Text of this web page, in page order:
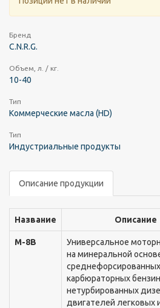
Бренд
C.N.R.G.
Объем, л. / кг.
10-40
Тип
Коммерческие масла (HD)
Тип
Индустриальные продукты
Описание продукции
Название Описание
М-8В
Универсальное
на минеральной
среднефорсированныx
карбюраторныx
нетурбированныx
двигателей легковыx